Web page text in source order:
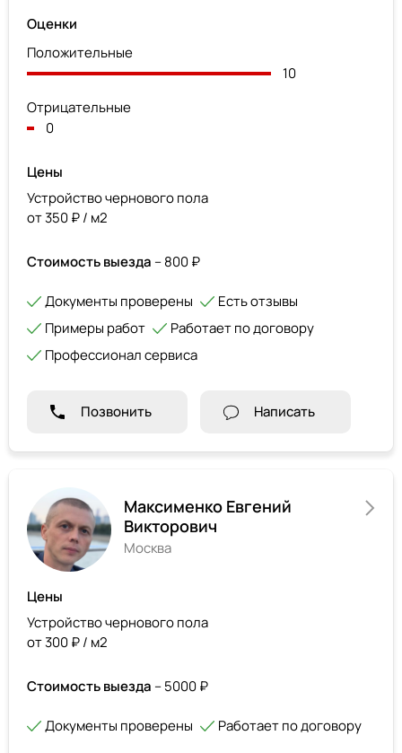
Оценки
Положительные
10
Отрицательные
0
Цены
Устройство чернового пола
от 350 ₽ / м2
Стоимость выезда – 800 ₽
Документы проверены
Есть отзывы
Примеры работ
Работает по договору
Профессионал сервиса
Позвонить Написать
Максименко Евгений
Викторович
Москва
Цены
Устройство чернового пола
от 300 ₽ / м2
Стоимость выезда – 5000 ₽
Документы проверены Работает по договору